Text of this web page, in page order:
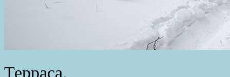
Терраса.